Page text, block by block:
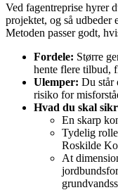
Ved fagentreprise hyrer
projektet, og så udbeder
Metoden passer godt,
Fordele: Større
hente flere tilbud,
Ulemper: Du står
risiko for
Hvad du skal
En skarp
Tydelig
Roskilde
At